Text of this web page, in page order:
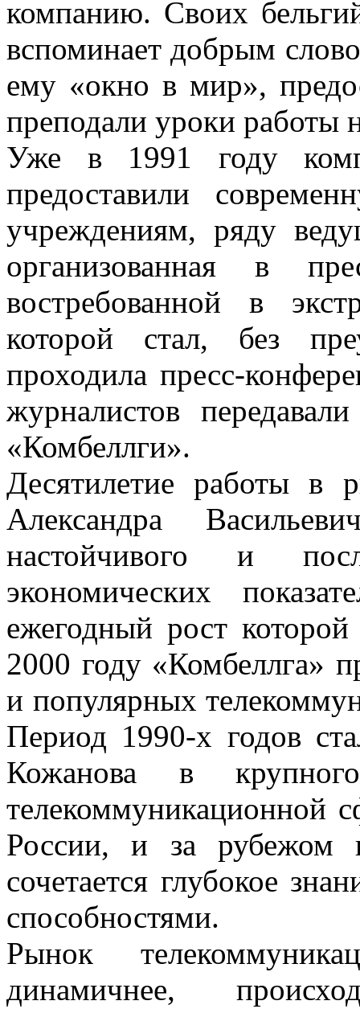
компанию. Своих
вспоминает добрым
ему «окно в мир»,
преподали уроки работы
Уже в 1991 году
предоставили
учреждениям, ряду
организованная в
востребованной в
которой стал, без
проходила пресс-
журналистов
«Комбеллги».
Десятилетие работы в
Александра
настойчивого и
экономических
ежегодный рост
2000 году «Комбеллга»
и популярных
Период 1990-х годов
Кожанова в
телекоммуникационной
России, и за
сочетается глубокое
способностями.
Рынок
динамичнее,